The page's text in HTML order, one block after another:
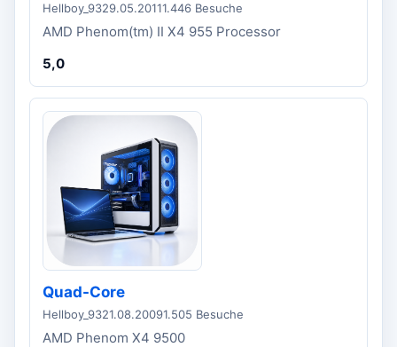
Hellboy_9329.05.20111.446 Besuche
AMD Phenom(tm) II X4 955 Processor
5,0
Quad-Core
Hellboy_9321.08.20091.505 Besuche
AMD Phenom X4 9500